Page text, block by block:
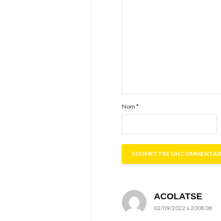
Nom *
ACOLATSE
02/09/2022 à 2008 08